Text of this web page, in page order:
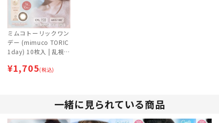
ミムコトーリックワン
デー (mimuco TORIC
1day) 10枚入 | 乱視
| かわにしみき
¥1,705(税込)
一緒に見られている商品